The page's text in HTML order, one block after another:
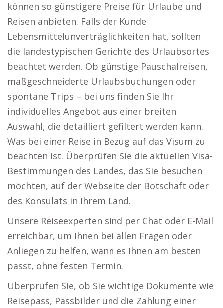
können so günstigere Preise für Urlaube und
Reisen anbieten. Falls der Kunde
Lebensmittelunverträglichkeiten hat, sollten
die landestypischen Gerichte des Urlaubsortes
beachtet werden. Ob günstige Pauschalreisen,
maßgeschneiderte Urlaubsbuchungen oder
spontane Trips – bei uns finden Sie Ihr
individuelles Angebot aus einer breiten
Auswahl, die detailliert gefiltert werden kann.
Was bei einer Reise in Bezug auf das Visum zu
beachten ist. Überprüfen Sie die aktuellen Visa-
Bestimmungen des Landes, das Sie besuchen
möchten, auf der Webseite der Botschaft oder
des Konsulats in Ihrem Land.
Unsere Reiseexperten sind per Chat oder E-Mail
erreichbar, um Ihnen bei allen Fragen oder
Anliegen zu helfen, wann es Ihnen am besten
passt, ohne festen Termin.
Überprüfen Sie, ob Sie wichtige Dokumente wie
Reisepass, Passbilder und die Zahlung einer